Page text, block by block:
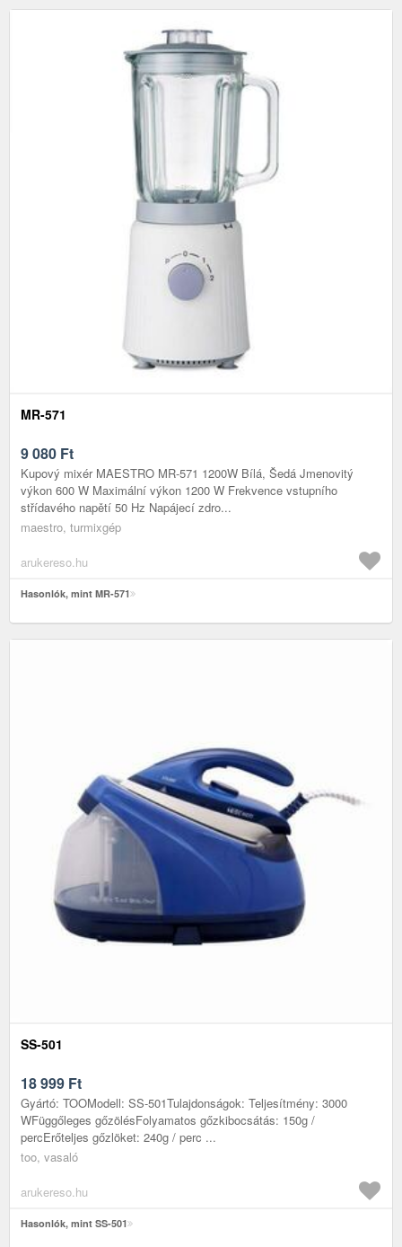
MR-571
9 080 Ft
Kupový mixér MAESTRO MR-571 1200W Bílá, Šedá Jmenovitý
výkon 600 W Maximální výkon 1200 W Frekvence vstupního
střídavého napětí 50 Hz Napájecí zdro...
maestro, turmixgép
arukereso.hu
Hasonlók, mint MR-571
SS-501
18 999 Ft
Gyártó: TOOModell: SS-501Tulajdonságok: Teljesítmény: 3000
WFüggőleges gőzölésFolyamatos gőzkibocsátás: 150g /
percErőteljes gőzlöket: 240g / perc ...
too, vasaló
arukereso.hu
Hasonlók, mint SS-501